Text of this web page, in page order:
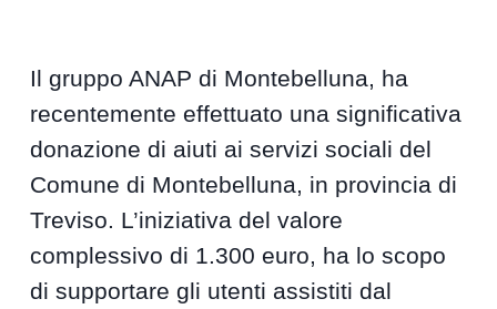
Il gruppo ANAP di Montebelluna, ha
recentemente effettuato una significativa
donazione di aiuti ai servizi sociali del
Comune di Montebelluna, in provincia di
Treviso. L’iniziativa del valore
complessivo di 1.300 euro, ha lo scopo
di supportare gli utenti assistiti dal